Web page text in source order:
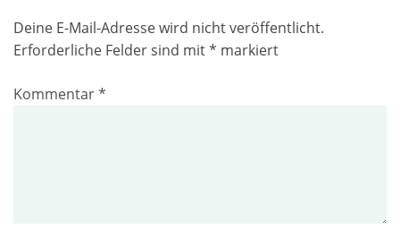
Deine E-Mail-Adresse wird nicht veröffentlicht.
Erforderliche Felder sind mit* markiert
Kommentar*